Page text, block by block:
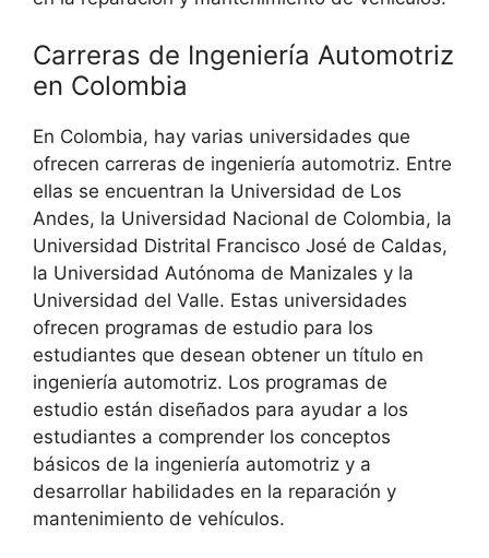
Carreras de Ingeniería Automotriz
en Colombia
En Colombia, hay varias universidades que
ofrecen carreras de ingeniería automotriz. Entre
ellas se encuentran la Universidad de Los
Andes, la Universidad Nacional de Colombia, la
Universidad Distrital Francisco José de Caldas,
la Universidad Autónoma de Manizales y la
Universidad del Valle. Estas universidades
ofrecen programas de estudio para los
estudiantes que desean obtener un título en
ingeniería automotriz. Los programas de
estudio están diseñados para ayudar a los
estudiantes a comprender los conceptos
básicos de la ingeniería automotriz y a
desarrollar habilidades en la reparación y
mantenimiento de vehículos.